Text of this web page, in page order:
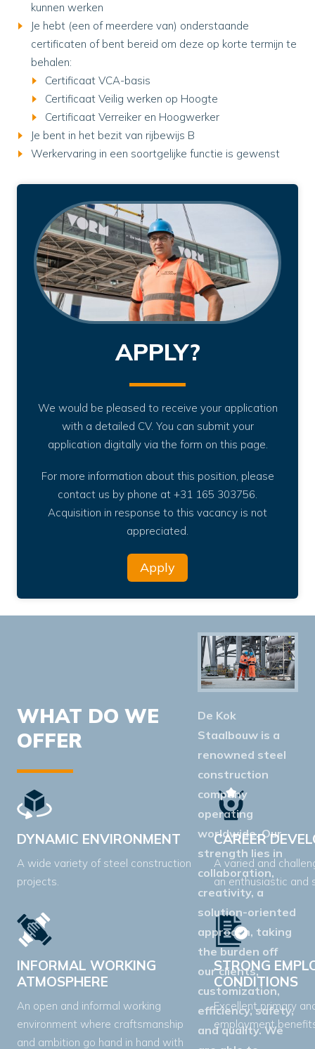
kunnen werken
Je hebt (een of meerdere van) onderstaande
certificaten of bent bereid om deze op korte termijn te
behalen:
Certificaat VCA-basis
Certificaat Veilig werken op Hoogte
Certificaat Verreiker en Hoogwerker
Je bent in het bezit van rijbewijs B
Werkervaring in een soortgelijke functie is gewenst
APPLY?
We would be pleased to receive your application
with a detailed CV. You can submit your
application digitally via the form on this page.
For more information about this position, please
contact us by phone at +31 165 303756.
Acquisition in response to this vacancy is not
appreciated.
Apply
WHAT DO WE
OFFER
DYNAMIC ENVIRONMENT
A wide variety of steel construction
projects.
CAREER
A varied and
an enthusiastic and
INFORMAL WORKING
ATMOSPHERE
An open and informal working
environment where craftsmanship
and ambition go hand in hand with
STRONG
CONDITIONS
Excellent primary
employment
De Kok
Staalbouw is a
renowned steel
construction
company
operating
worldwide. Our
strength lies in
collaboration,
creativity, a
solution-oriented
approach, taking
the burden off
our clients,
customization,
efficiency, safety,
and quality. We